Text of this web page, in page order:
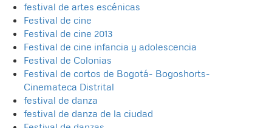
festival de artes escénicas
Festival de cine
Festival de cine 2013
Festival de cine infancia y adolescencia
Festival de Colonias
Festival de cortos de Bogotá- Bogoshorts-
Cinemateca Distrital
festival de danza
festival de danza de la ciudad